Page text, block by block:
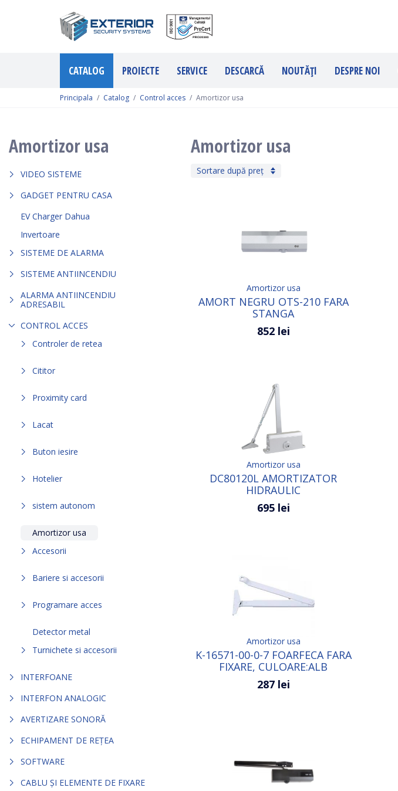
CATALOG PROIECTE SERVICE DESCARCĂ NOUTĂȚI DESPRE NOI
Principala Catalog Control acces Amortizor usa
Amortizor usa
VIDEO SISTEME
GADGET PENTRU CASA
EV Charger Dahua
Invertoare
SISTEME DE ALARMA
SISTEME ANTIINCENDIU
ALARMA ANTIINCENDIU
ADRESABIL
CONTROL ACCES
Controler de retea
Cititor
Proximity card
Lacat
Buton iesire
Hotelier
sistem autonom
Amortizor usa
Accesorii
Bariere si accesorii
Programare acces
Detector metal
Turnichete si accesorii
INTERFOANE
INTERFON ANALOGIC
AVERTIZARE SONORĂ
ECHIPAMENT DE REȚEA
SOFTWARE
CABLU ȘI ELEMENTE DE FIXARE
Amortizor usa
Sortare după preț
Amortizor usa
AMORT NEGRU OTS-210 FARA
STANGA
852 lei
Amortizor usa
DC80120L AMORTIZATOR
HIDRAULIC
695 lei
Amortizor usa
K-16571-00-0-7 FOARFECA FARA
FIXARE, CULOARE:ALB
287 lei